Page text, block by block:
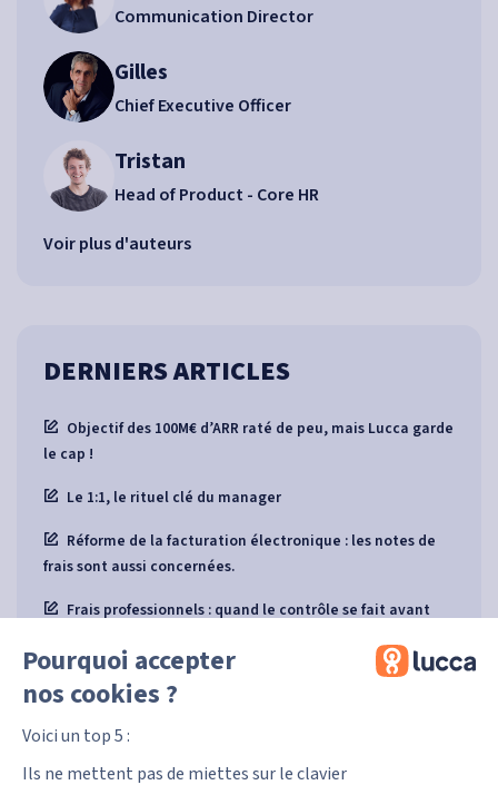
Pourquoi accepter
nos cookies ?
Voici un top 5 :
Ils ne mettent pas de miettes sur le clavier
Communication Director
Gilles
Chief Executive Officer
Tristan
Head of Product - Core HR
Voir plus d'auteurs
DERNIERS ARTICLES
Objectif des 100M€ d’ARR raté de peu, mais Lucca garde
le cap !
Le 1:1, le rituel clé du manager
Réforme de la facturation électronique : les notes de
frais sont aussi concernées.
Frais professionnels : quand le contrôle se fait avant
Lucca Principles : 9 principes pour guider nos prises de
décisions